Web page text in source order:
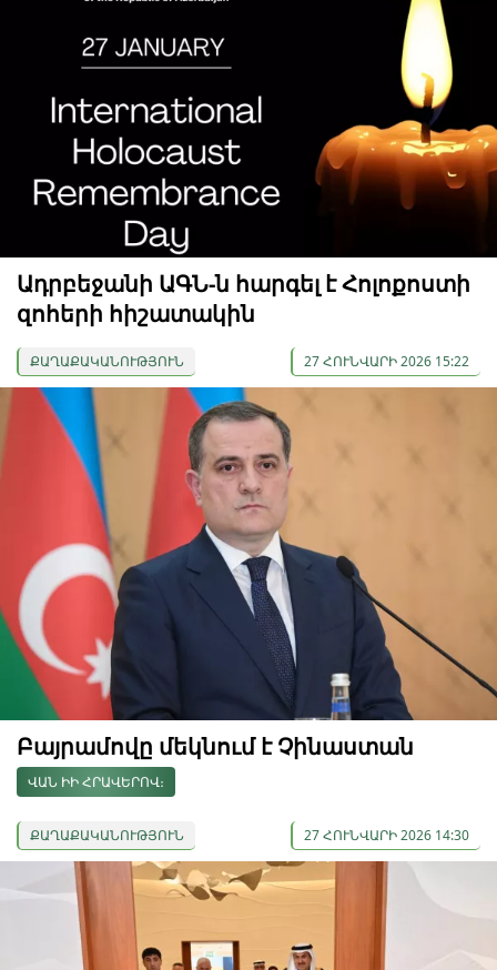
Ադրբեջանի ԱԳՆ-ն հարգել է Հոլոքոստի
զոհերի հիշատակին
ՔԱՂԱՔԱԿԱՆՈՒԹՅՈՒՆ 27 ՀՈՒՆՎԱՐԻ 2026 15:22
Բայրամովը մեկնում է Չինաստան
ՎԱՆ ԻԻ ՀՐԱՎԵՐՈՎ։
ՔԱՂԱՔԱԿԱՆՈՒԹՅՈՒՆ 27 ՀՈՒՆՎԱՐԻ 2026 14:30